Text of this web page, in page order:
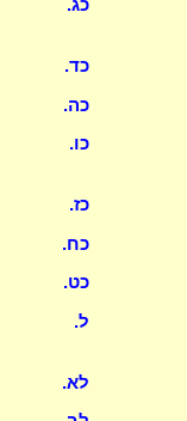
כג.
כד.
כה.
כו.
כז.
כח.
כט.
ל.
לא.